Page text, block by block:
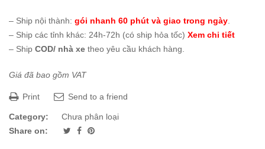
– Ship nội thành: gói nhanh 60 phút và giao trong ngày
– Ship các tỉnh khác: 24h-72h (có ship hỏa tốc) Xem chi tiết
– Ship COD/ nhà xe theo yêu cầu khách hàng.
Giá đã bao gồm VAT
Print Send to a friend
Category:
Chưa phân loại
Share on: